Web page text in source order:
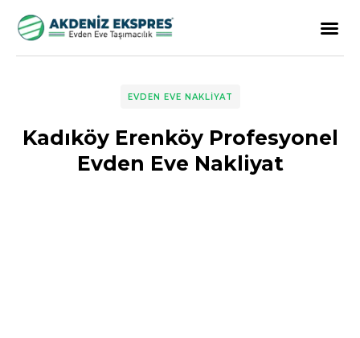
EVDEN EVE NAKLIYAT
Kadıköy Erenköy Profesyonel
Evden Eve Nakliyat